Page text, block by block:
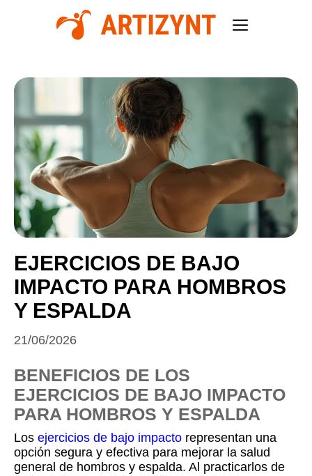
EJERCICIOS DE BAJO
IMPACTO PARA HOMBROS
Y ESPALDA
21/06/2026
BENEFICIOS DE LOS
EJERCICIOS DE BAJO IMPACTO
PARA HOMBROS Y ESPALDA
Los ejercicios de bajo impacto representan una
opción segura y efectiva para mejorar la salud
general de hombros y espalda. Al practicarlos de